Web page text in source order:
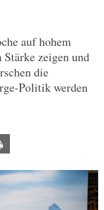
auf hohem
zeigen und
die
Politik werden